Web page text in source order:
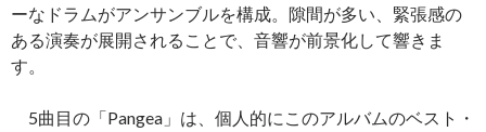
ーなドラムがアンサンブルを構成。隙間が多い、緊張感の
ある演奏が展開されることで、音響が前景化して響きま
す。
5曲目の「Pangea」は、個人的にこのアルバムのベスト・